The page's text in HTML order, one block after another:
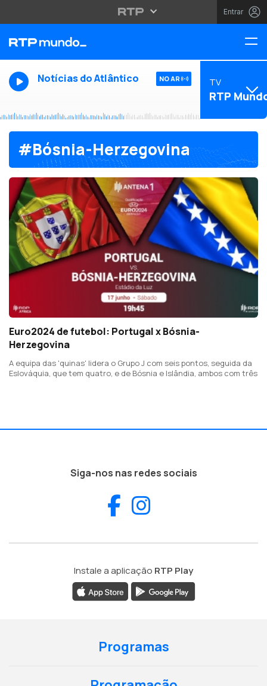
Entrar
Notícias do Atlântico NO AR TV
RTP
#Bósnia-Herzegovina
Euro2024 de futebol: Portugal x Bósnia-
Herzegovina
A equipa das 'quinas' lidera o Grupo J com seis pontos, seguida da
Eslováquia, que tem quatro, e de Bósnia e Islândia, ambos com três
Siga-nos nas redes sociais
Facebook
Instale a aplicação RTP Play
Programas